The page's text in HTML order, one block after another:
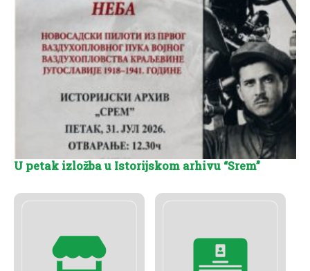
U petak izložba u Istorijskom arhivu “Srem”